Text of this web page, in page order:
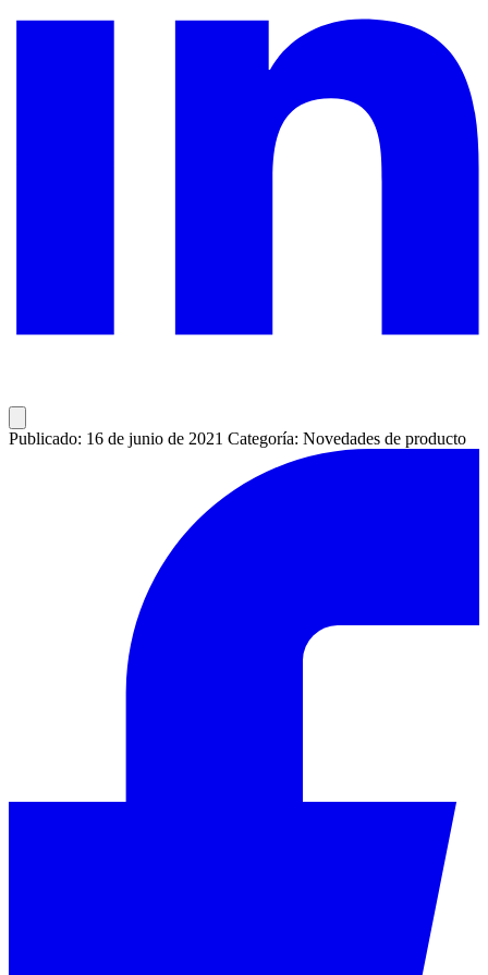
Publicado: 16 de junio de 2021 Categoría: Novedades de producto